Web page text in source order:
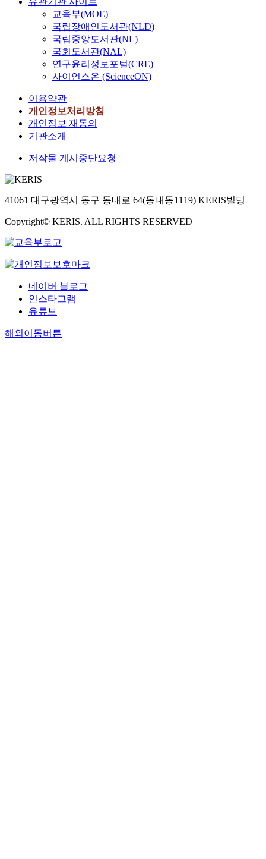
교육부(MOE)
국립장애인도서관(NLD)
국립중앙도서관(NL)
국회도서관(NAL)
연구윤리정보포털(CRE)
사이언스온 (ScienceON)
이용약관
개인정보처리방침
개인정보 재동의
기관소개
저작물 게시중단요청
41061 대구광역시 동구 동내로 64(동내동1119) KERIS빌딩
Copyright© KERIS. ALL RIGHTS RESERVED
네이버 블로그
인스타그램
유튜브
해외이동버튼